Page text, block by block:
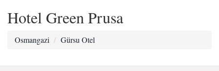
Hotel Green Prusa
Osmangazi Gürsu Otel